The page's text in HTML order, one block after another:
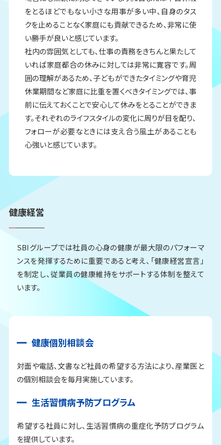
をとるほどでもない小さな用事が多い中、自身のタス
クを止めることなく家庭にも貢献できるため、非常に使
い勝手が良いと感じています。
社内の雰囲気としても、仕事の責務をきちんと果たして
いれば家庭都合の休みに対しては非常に寛容です。周
囲の理解があるため、子どもができたタイミングや育児
休業期間など家庭に比重を置くべきタイミングでは、事
前に伝えておくことで安心して休みをとることができま
す。それぞれのライフスタイルの変化に周りが目を配り、
フォローが必要なときには支え合う風土があることも
心強いと感じています。
健康経営
SBIグループでは社員の心身の健康が最大限のパフォーマ
ンスを発揮するために重要であると考え、「健康経営宣言」
を制定し、従業員の健康維持をサポートする体制を整えて
います。
健康個別相談会
対面や電話、文書など社員の希望する方法により、産業医と
の個別相談会を毎月実施しています。
生活習慣病予防プログラム
希望する社員に対し、生活習慣病の重症化予防プログラム
を提供しています。